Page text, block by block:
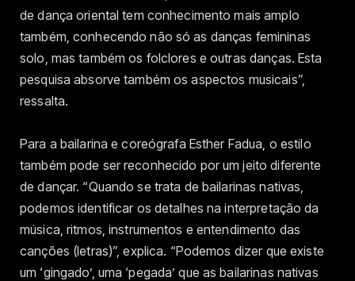
de dança oriental tem conhecimento mais amplo
também, conhecendo não só as danças femininas
solo, mas também os folclores e outras danças. Esta
pesquisa absorve também os aspectos musicais”,
ressalta.
Para a bailarina e coreógrafa Esther Fadua, o estilo
também pode ser reconhecido por um jeito diferente
de dançar. “Quando se trata de bailarinas nativas,
podemos identificar os detalhes na interpretação da
música, ritmos, instrumentos e entendimento das
canções (letras)”, explica. “Podemos dizer que existe
um ‘gingado’, uma ‘pegada’ que as bailarinas nativas